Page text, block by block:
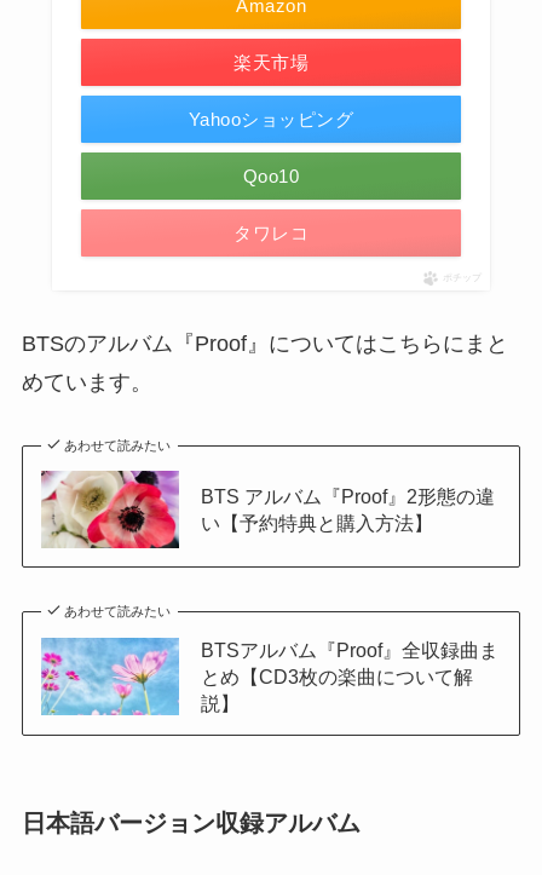
Amazon
楽天市場
Yahooショッピング
Qoo10
タワレコ
ポチップ
BTSのアルバム『Proof』についてはこちらにまと
めています。
あわせて読みたい
BTS アルバム『Proof』2形態の違
い【予約特典と購入方法】
あわせて読みたい
BTSアルバム『Proof』全収録曲ま
とめ【CD3枚の楽曲について解
説】
日本語バージョン収録アルバム